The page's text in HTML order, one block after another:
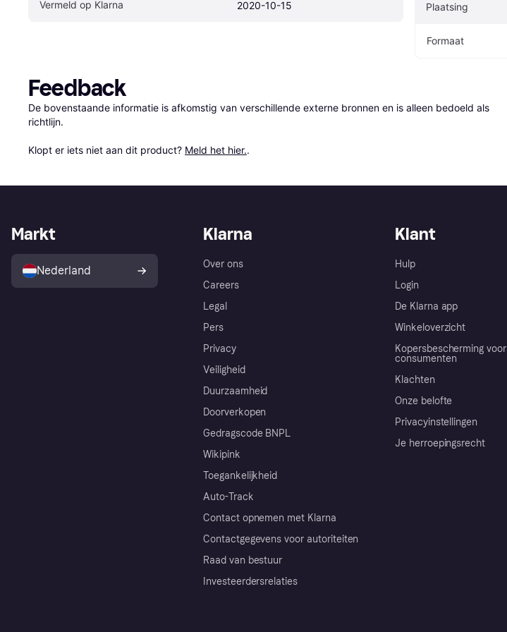
Vermeld op Klarna 2020-10-15 Plaatsing
Formaat
Feedback
De bovenstaande informatie is afkomstig van verschillende externe bronnen en is alleen bedoeld als
richtlijn.
Klopt er iets niet aan dit product? Meld het hier..
Klarna
Over ons
Careers
Legal
Pers
Privacy
Veiligheid
Duurzaamheid
Doorverkopen
Gedragscode BNPL
Wikipink
Toegankelijkheid
Auto-Track
Contact opnemen met Klarna
Contactgegevens voor autoriteiten
Raad van bestuur
Investeerdersrelaties
Klant
Hulp
Login
De Klarna app
Winkeloverzicht
Kopersbescherming voor
consumenten
Klachten
Onze belofte
Privacyinstellingen
Je herroepingsrecht
Markt
Nederland